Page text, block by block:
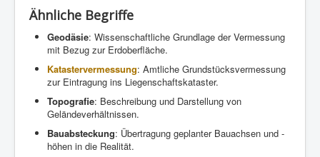
Ähnliche Begriffe
Geodäsie: Wissenschaftliche Grundlage der Vermessung
mit Bezug zur Erdoberfläche.
Katastervermessung: Amtliche Grundstücksvermessung
zur Eintragung ins Liegenschaftskataster.
Topografie: Beschreibung und Darstellung von
Geländeverhältnissen.
Bauabsteckung: Übertragung geplanter Bauachsen und -
höhen in die Realität.